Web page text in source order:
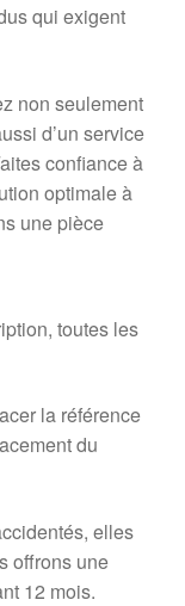
qui exigent
non seulement
d’un service
confiance à
optimale à
une pièce
toutes les
la référence
du
elles
offrons une
12 mois.